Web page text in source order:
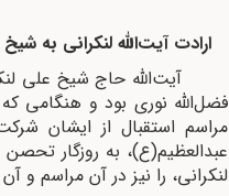
ارادت آیت‌اللّه‌ لنکرانى به
آیت‌اللّه‌ حاج شیخ على
فضل‌اللّه‌ نورى بود و هنگامى
مراسم استقبال از ایشان
عبدالعظیم(ع)، به روزگار
لنکرانى، را نیز در آن مراسم و